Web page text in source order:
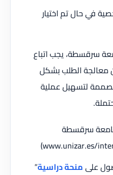
في حال تم اختيار
سرقسطة، يجب اتباع
معالجة الطلب بشكل
مصممة لتسهيل عملية
سرقسطة
علىمنحة دراسية”